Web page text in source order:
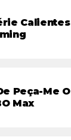
Calientes
Peça-Me O
Max